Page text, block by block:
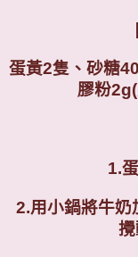
蛋黃2隻、砂糖
膠粉
1.
2.用小鍋將牛奶
攪